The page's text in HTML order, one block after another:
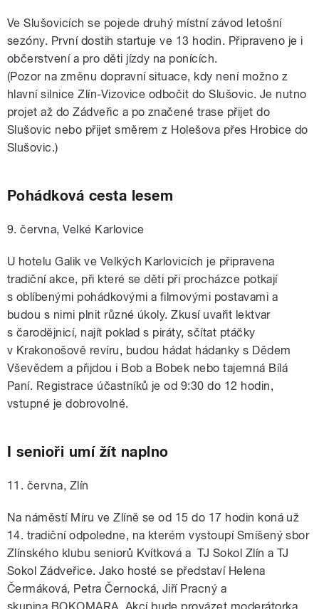
Ve Slušovicích se pojede druhý místní závod letošní
sezóny. První dostih startuje ve 13 hodin. Připraveno je i
občerstvení a pro děti jízdy na ponících.
(Pozorna změnu dopravní situace, kdy není možno z
hlavní silnice Zlín-Vizovice odbočit do Slušovic. Je nutno
projet až do Zádveřic a po značené trase přijet do
Slušovic nebo přijet směrem z Holešova přes Hrobice do
Slušovic.)
Pohádková cesta lesem
9. června, Velké Karlovice
U hotelu Galik ve Velkých Karlovicích je připravena
tradiční akce, při které se děti při procházce potkají
s oblíbenými pohádkovými a filmovými postavami a
budou s nimi plnit různé úkoly. Zkusí uvařit lektvar
s čarodějnicí, najít poklad s piráty, sčítat ptáčky
v Krakonošově revíru, budou hádat hádanky s Dědem
Vševědem a přijdou i Bob a Bobek nebo tajemná Bílá
Paní. Registrace účastníků je od 9:30 do 12 hodin,
vstupné je dobrovolné.
I senioři umí žít naplno
11. června, Zlín
Na náměstí Míru ve Zlíně se od 15 do 17 hodin koná už
14. tradiční odpoledne, na kterém vystoupí Smíšený sbor
Zlínského klubu seniorů Kvítková a TJ Sokol Zlín a TJ
Sokol Zádveřice. Jako hosté se představí Helena
Čermáková, Petra Černocká, Jiří Pracný a